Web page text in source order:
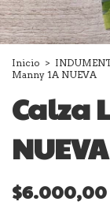
Inicio >
Manny 1A NUEVA
Calza
NUEVA
$6.000,00